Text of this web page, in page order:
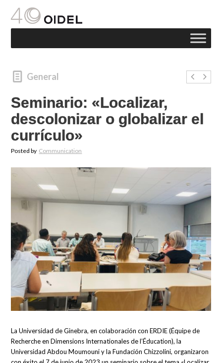
General
Seminario: «Localizar,
descolonizar o globalizar el
currículo»
Posted by Communication
La Universidad de Ginebra, en colaboración con ERDIE (Équipe de
Recherche en Dimensions Internationales de l’Éducation), la
Universidad Abdou Moumouni y la Fundación Chizzolini, organizaron